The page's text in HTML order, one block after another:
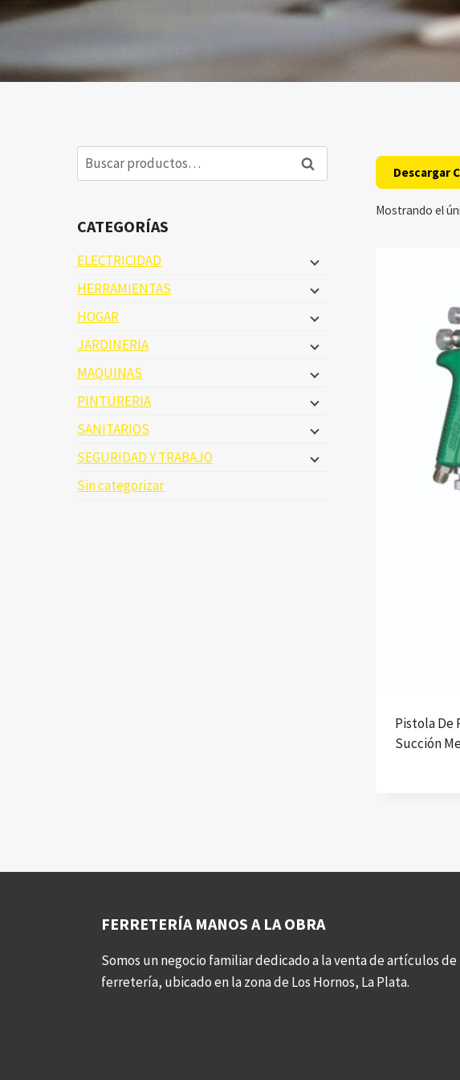
Descargar
Mostrando el
Pistola De
Succión
Buscar
por:
Buscar
CATEGORÍAS
ELECTRICIDAD
HERRAMIENTAS
HOGAR
JARDINERIA
MAQUINAS
PINTURERIA
SANITARIOS
SEGURIDAD Y TRABAJO
Sin categorizar
FERRETERÍA MANOS A LA OBRA
Somos un negocio familiar dedicado a la venta de artículos de
ferretería, ubicado en la zona de Los Hornos, La Plata.